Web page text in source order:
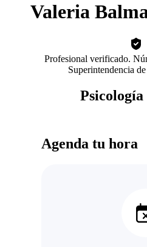
Valeria
Profesional verificado.
Superintendencia
Agenda tu hora